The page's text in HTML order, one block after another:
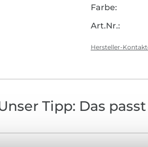
Farbe:
Art.Nr.:
Hersteller-
Tipp: Das